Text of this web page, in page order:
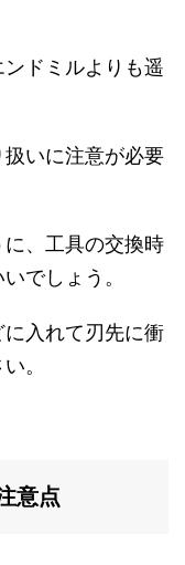
ドミルよりも遥
いに注意が必要
、工具の交換時
でしょう。
入れて刃先に衝
。
意点